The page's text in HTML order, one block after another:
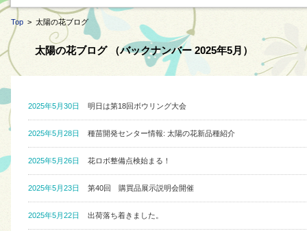
Top > 太陽の花ブログ
太陽の花ブログ （バックナンバー 2025年5月）
2025年5月30日 明日は第18回ボウリング大会
2025年5月28日 種苗開発センター情報: 太陽の花新品種紹介
2025年5月26日 花ロボ整備点検始まる！
2025年5月23日 第40回 購買品展示説明会開催
2025年5月22日 出荷落ち着きました。